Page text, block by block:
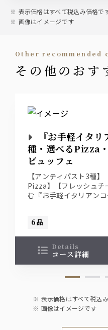
×
オレンジ・グレープフ
ソフトドリンク
・ペプシ
・ジンジャーエール
ハイボール
ワイン12種（詳しく
・生ビール
ワインカクテル
・キティ
・オペレーター
・ワインクーラー
・キール
・スプリッツァー
×
オレンジ・グレープフ
ル・ペプシ・ソーダ・
・イタリアンレモネー
・ベリーレモネード
表示価格はすべて税込み価格です
画像はイメージです
other recommended
その他のお
『お手軽イタ
種・選べるPizza
ビュッフェ
【アンティパスト3種
Pizza】【フレッシュチ
む『お手軽イタリアンコ
トを承ります。
WEB予約は備考欄に記
6品
details
コース詳細
表示価格はすべて税込み
画像はイメージです